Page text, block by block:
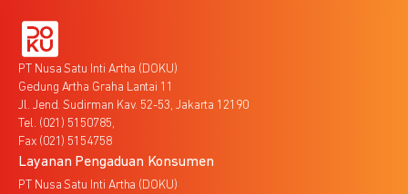
PT Nusa Satu Inti Artha (DOKU)
Gedung Artha Graha Lantai 11
Jl. Jend. Sudirman Kav. 52-53, Jakarta 12190
Tel. (021) 5150785,
Fax (021) 5154758
Layanan Pengaduan Konsumen
PT Nusa Satu Inti Artha (DOKU)